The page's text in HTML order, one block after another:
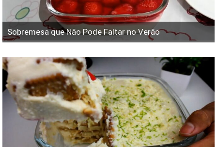
Sobremesa que Não Pode Faltar no Verão